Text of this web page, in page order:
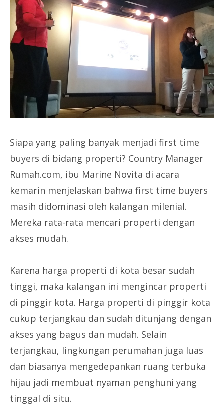
Siapa yang paling banyak menjadi first time
buyers di bidang properti? Country Manager
Rumah.com, ibu Marine Novita di acara
kemarin menjelaskan bahwa first time buyers
masih didominasi oleh kalangan milenial.
Mereka rata-rata mencari properti dengan
akses mudah.
Karena harga properti di kota besar sudah
tinggi, maka kalangan ini mengincar properti
di pinggir kota. Harga properti di pinggir kota
cukup terjangkau dan sudah ditunjang dengan
akses yang bagus dan mudah. Selain
terjangkau, lingkungan perumahan juga luas
dan biasanya mengedepankan ruang terbuka
hijau jadi membuat nyaman penghuni yang
tinggal di situ.